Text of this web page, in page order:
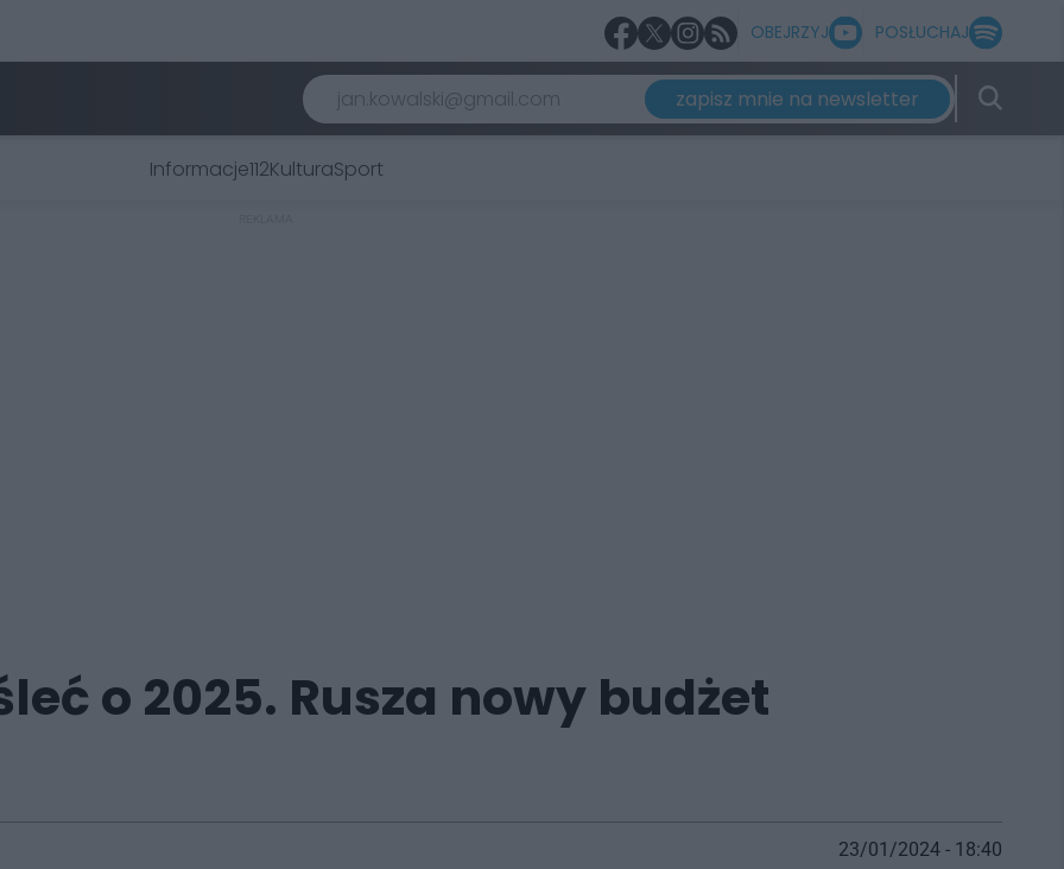
OBEJRZYJ POSŁUCHAJ
zapisz mnie na newsletter
Informacje112KulturaSport
o 2025. Rusza nowy budżet
23/01/2024 - 18:40